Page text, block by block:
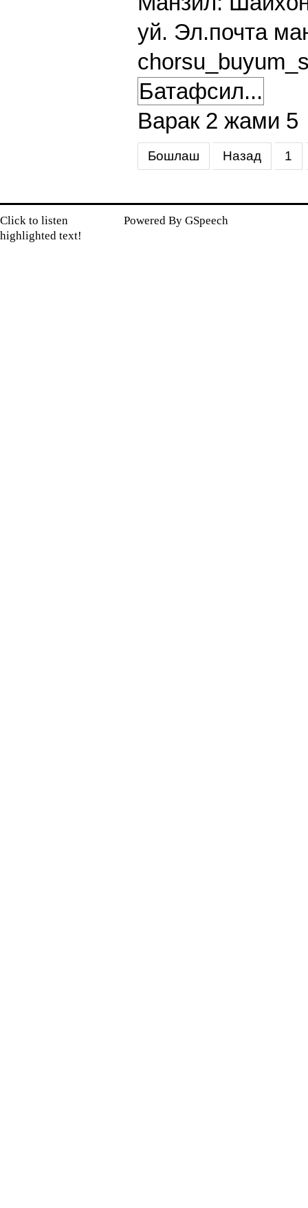
уй. Эл.почта
Батафсил...
Варак 2 жами 5
Бошлаш Назад 1
Click to listen
highlighted text!
Powered By GSpeech